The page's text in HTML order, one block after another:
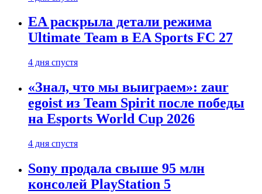
EA раскрыла детали режима
Ultimate Team в EA Sports FC 27
4 дня спустя
«Знал, что мы выиграем»: zaur
egoist из Team Spirit после победы
на Esports World Cup 2026
4 дня спустя
Sony продала свыше 95 млн
консолей PlayStation 5